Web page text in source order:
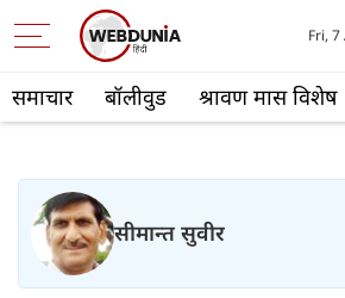
समाचार बॉलीवुड श्रावण मास विशेष
Fri,
सीमान्त सुवीर